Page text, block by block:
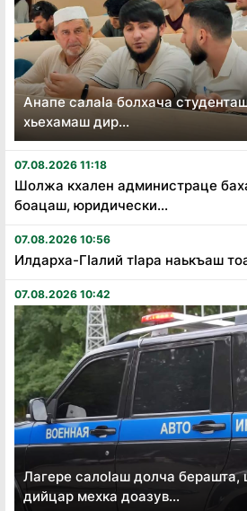
Анапе салаӏа болхача
хьехамаш дир...
07.08.2026 11:18
Шолжа кхален администраце
боацаш, юридически...
07.08.2026 10:56
Илдарха-Гӏалий тӏара наькъаш
07.08.2026 10:42
Лагере салоӏаш долча берашта,
дийцар мехка доазув...